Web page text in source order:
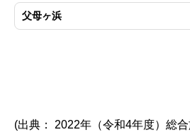
父母ヶ浜
(出典： 2022年（令和4年度）総合